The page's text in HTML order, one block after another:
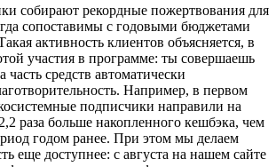
собирают рекордные пожертвования для
сопоставимы с годовыми бюджетами
активность клиентов объясняется, в
участия в программе: ты совершаешь
часть средств автоматически
Например, в первом
подписчики направили на
раза больше накопленного кешбэка, чем
годом ранее. При этом мы делаем
еще доступнее: с августа на нашем сайте